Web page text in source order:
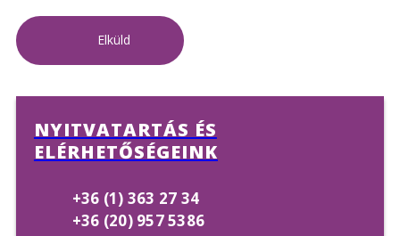
Elküld
NYITVATARTÁS ÉS
ELÉRHETŐSÉGEINK
+36 (1) 363 27 34
+36 (20) 957 5386